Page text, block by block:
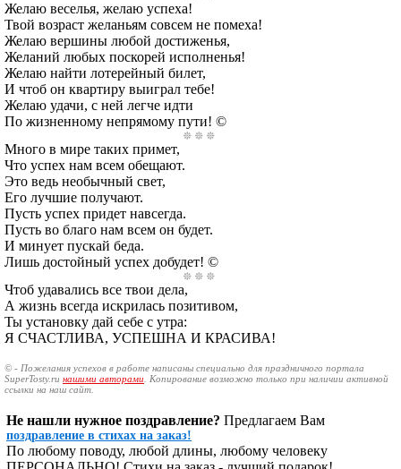
Желаю веселья, желаю успеха!
Твой возраст желаньям совсем не помеха!
Желаю вершины любой достиженья,
Желаний любых поскорей исполненья!
Желаю найти лотерейный билет,
И чтоб он квартиру выиграл тебе!
Желаю удачи, с ней легче идти
По жизненному непрямому пути! ©
Много в мире таких примет,
Что успех нам всем обещают.
Это ведь необычный свет,
Его лучшие получают.
Пусть успех придет навсегда.
Пусть во благо нам всем он будет.
И минует пускай беда.
Лишь достойный успех добудет! ©
Чтоб удавались все твои дела,
А жизнь всегда искрилась позитивом,
Ты установку дай себе с утра:
Я СЧАСТЛИВА, УСПЕШНА И КРАСИВА!
© - Пожелания успехов в работе написаны специально для праздничного портала
SuperTosty.ru нашими авторами . Копирование возможно только при наличии активной
ссылки на наш сайт.
Не нашли нужное поздравление? Предлагаем Вам
поздравление в стихах на заказ!
По любому поводу, любой длины, любому человеку